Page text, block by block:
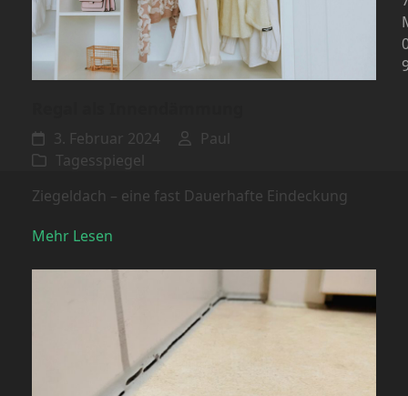
3. Februar 2024
Paul
Tagesspiegel
Ziegeldach – eine fast Dauerhafte Eindeckung
Mehr Lesen